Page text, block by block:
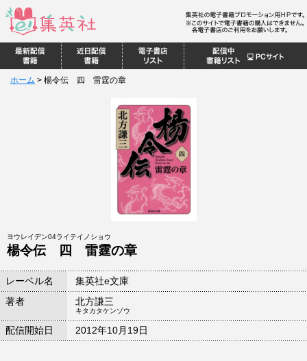
ホーム > 楊令伝 四 雷霆の章
ヨウレイデン04ライテイノショウ
楊令伝 四 雷霆の章
レーベル名
集英社e文庫
著者
北方謙三
キタカタケンゾウ
配信開始日 2012年10月19日